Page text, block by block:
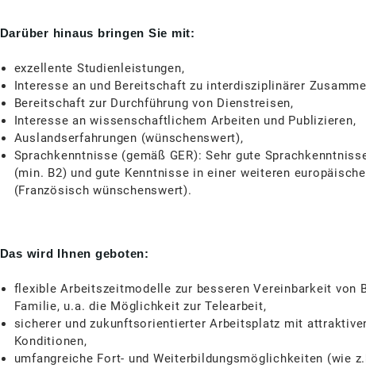
Darüber hinaus bringen Sie mit:
exzellente Studienleistungen,
Interesse an und Bereitschaft zu interdisziplinärer
Bereitschaft zur Durchführung von Dienstreisen,
Interesse an wissenschaftlichem Arbeiten und Publizieren,
Auslandserfahrungen (wünschenswert),
Sprachkenntnisse (gemäß GER): Sehr gute
(min. B2) und gute Kenntnisse in einer weiteren
(Französisch wünschenswert).
Das wird Ihnen geboten:
flexible Arbeitszeitmodelle zur besseren Vereinbarkeit von
Familie, u.a. die Möglichkeit zur Telearbeit,
sicherer und zukunftsorientierter Arbeitsplatz mit
Konditionen,
umfangreiche Fort- und Weiterbildungsmöglichkeiten (wie